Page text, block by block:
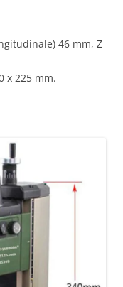
46 mm, Z
x 225 mm.